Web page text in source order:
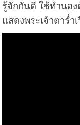
รู้จักกันดี ใช้ทำนอง
แสดงพระเจ้าตาร่ำ